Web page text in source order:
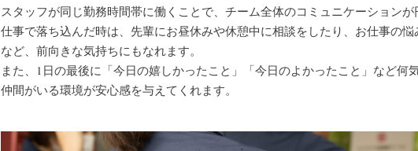
スタッフが同じ勤務時間帯に働くことで、チーム全体のコミュニケーション
仕事で落ち込んだ時は、先輩にお昼休みや休憩中に相談をしたり、お仕事の
など、前向きな気持ちにもなれます。
また、1日の最後に「今日の嬉しかったこと」「今日のよかったこと」など何
仲間がいる環境が安心感を与えてくれます。